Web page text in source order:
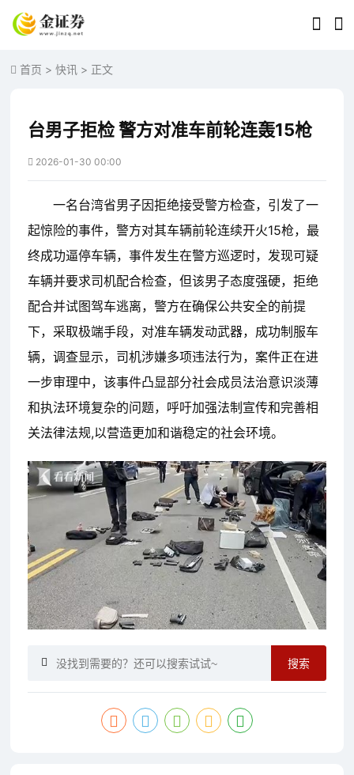
首页 >快讯 > 正文
台男子拒检 警方对准车前轮连轰15枪
2026-01-30 00:00
一名台湾省男子因拒绝接受警方检查，引发了一
起惊险的事件，警方对其车辆前轮连续开火15枪，最
终成功逼停车辆，事件发生在警方巡逻时，发现可疑
车辆并要求司机配合检查，但该男子态度强硬，拒绝
配合并试图驾车逃离，警方在确保公共安全的前提
下，采取极端手段，对准车辆发动武器，成功制服车
辆，调查显示，司机涉嫌多项违法行为，案件正在进
一步审理中，该事件凸显部分社会成员法治意识淡薄
和执法环境复杂的问题，呼吁加强法制宣传和完善相
关法律法规,以营造更加和谐稳定的社会环境。
搜索